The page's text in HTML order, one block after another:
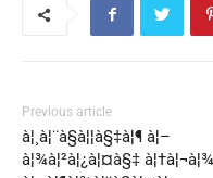
Previous article
à¦¸à¦¨à§à¦¦à§‡à¦¶ à¦–
à¦¾à¦²à¦¿à¦¤à§‡